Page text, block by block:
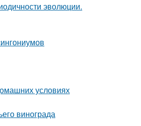
эволюции.
условиях
винограда